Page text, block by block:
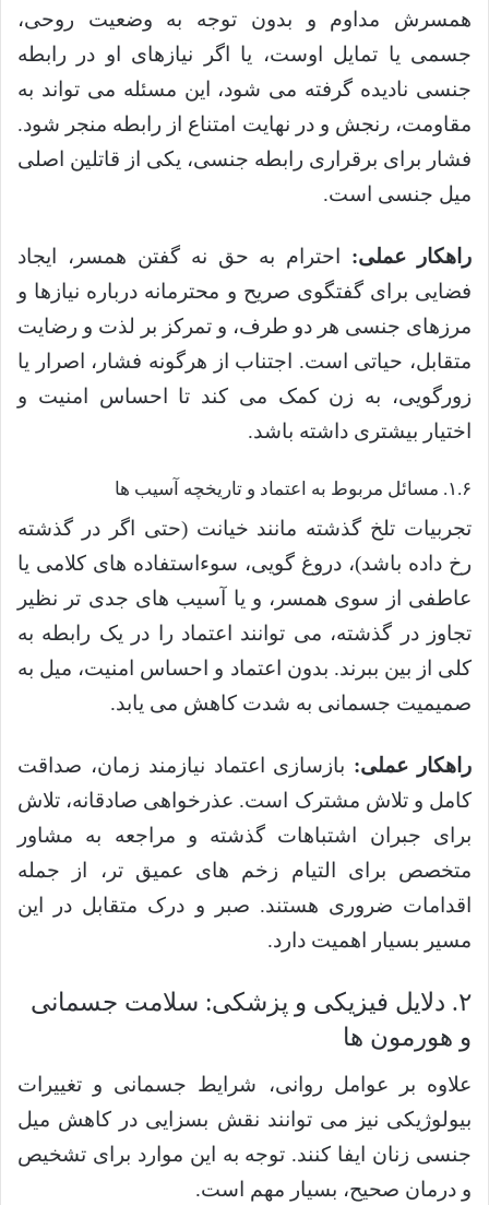
همسرش مداوم و بدون توجه به وضعیت روحی،
جسمی یا تمایل اوست، یا اگر نیازهای او در رابطه
جنسی نادیده گرفته می شود، این مسئله می تواند به
مقاومت، رنجش و در نهایت امتناع از رابطه منجر شود.
فشار برای برقراری رابطه جنسی، یکی از قاتلین اصلی
میل جنسی است.
راهکار عملی: احترام به حق نه گفتن همسر، ایجاد
فضایی برای گفتگوی صریح و محترمانه درباره نیازها و
مرزهای جنسی هر دو طرف، و تمرکز بر لذت و رضایت
متقابل، حیاتی است. اجتناب از هرگونه فشار، اصرار یا
زورگویی، به زن کمک می کند تا احساس امنیت و
اختیار بیشتری داشته باشد.
۱.۶. مسائل مربوط به اعتماد و تاریخچه آسیب ها
تجربیات تلخ گذشته مانند خیانت (حتی اگر در گذشته
رخ داده باشد)، دروغ گویی، سوءاستفاده های کلامی یا
عاطفی از سوی همسر، و یا آسیب های جدی تر نظیر
تجاوز در گذشته، می توانند اعتماد را در یک رابطه به
کلی از بین ببرند. بدون اعتماد و احساس امنیت، میل به
صمیمیت جسمانی به شدت کاهش می یابد.
راهکار عملی: بازسازی اعتماد نیازمند زمان، صداقت
کامل و تلاش مشترک است. عذرخواهی صادقانه، تلاش
برای جبران اشتباهات گذشته و مراجعه به مشاور
متخصص برای التیام زخم های عمیق تر، از جمله
اقدامات ضروری هستند. صبر و درک متقابل در این
مسیر بسیار اهمیت دارد.
۲. دلایل فیزیکی و پزشکی: سلامت جسمانی
و هورمون ها
علاوه بر عوامل روانی، شرایط جسمانی و تغییرات
بیولوژیکی نیز می توانند نقش بسزایی در کاهش میل
جنسی زنان ایفا کنند. توجه به این موارد برای تشخیص
و درمان صحیح، بسیار مهم است.